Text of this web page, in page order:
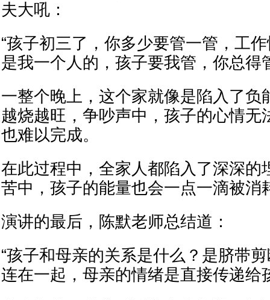
夫大吼：
“孩子初三了，你多少要管一管，工
是我一个人的，孩子要我管，你总得
一整个晚上，这个家就像是陷入了负
越烧越旺，争吵声中，孩子的心情无
也难以完成。
在此过程中，全家人都陷入了深深的
苦中，孩子的能量也会一点一滴被消
演讲的最后，陈默老师总结道：
“孩子和母亲的关系是什么？是脐带
连在一起，母亲的情绪是直接传递给